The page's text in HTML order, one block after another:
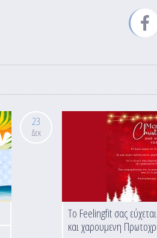
23
Δεκ
Το Feelingfit σας
και χαρουμενη